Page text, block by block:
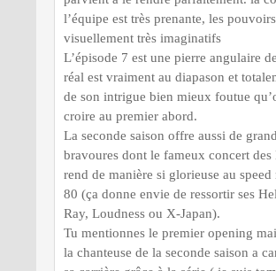
l’équipe est très prenante, les
visuellement très imaginatifs
L’épisode 7 est une pierre angulaire
réal est vraiment au diapason et
de son intrigue bien mieux foutue
croire au premier abord.
La seconde saison offre aussi de
bravoures dont le fameux concert des
rend de manière si glorieuse au speed
80 (ça donne envie de ressortir ses
Ray, Loudness ou X-Japan).
Tu mentionnes le premier opening
la chanteuse de la seconde saison a